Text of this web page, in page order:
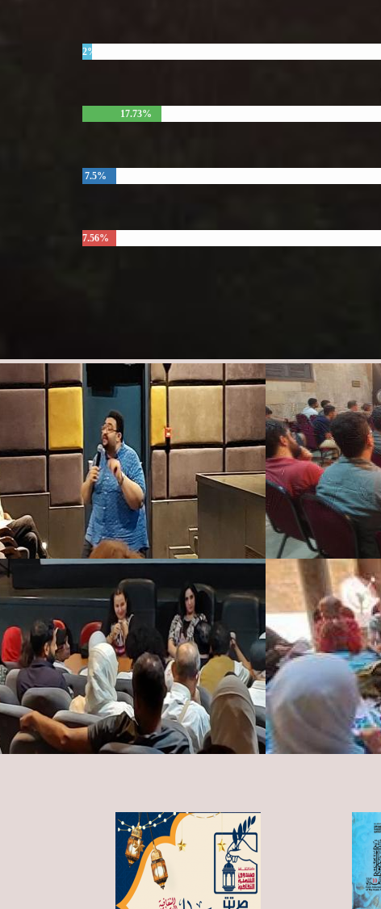
2%
17.73%
7.5%
7.56%